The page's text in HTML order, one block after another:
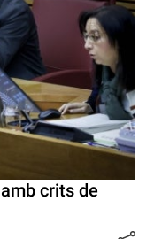
crits de